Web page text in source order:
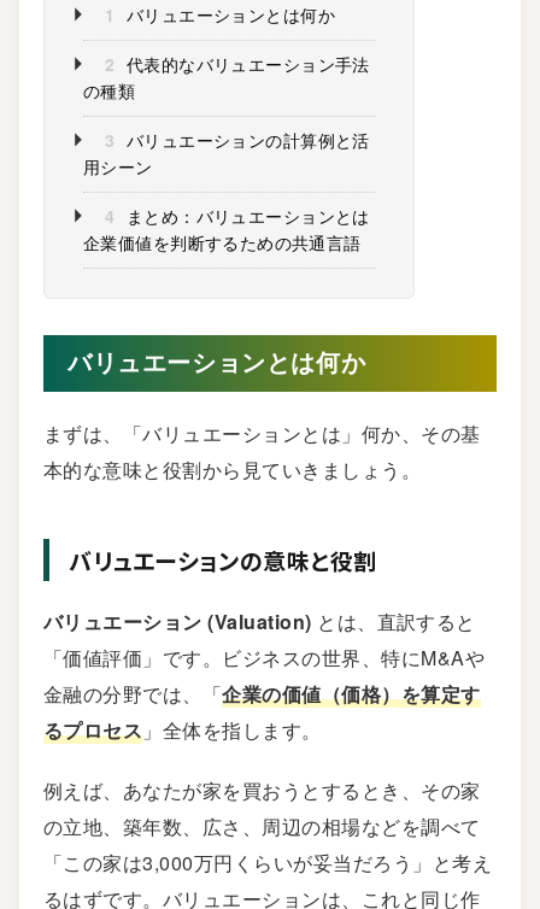
1 バリュエーションとは何か
2 代表的なバリュエーション手法
の種類
3 バリュエーションの計算例と活
用シーン
4
まとめ：バリュエーションとは
企業価値を判断するための共通言語
バリュエーションとは何か
まずは、「バリュエーションとは」何か、その基
本的な意味と役割から見ていきましょう。
バリュエーションの意味と役割
バリュエーション (Valuation) とは、直訳すると
「価値評価」です。ビジネスの世界、特にM&Aや
金融の分野では、「企業の価値（価格）を算定す
るプロセス 」全体を指します。
例えば、あなたが家を買おうとするとき、その家
の立地、築年数、広さ、周辺の相場などを調べて
「この家は3,000万円くらいが妥当だろう」と考え
るはずです。バリュエーションは、これと同じ作